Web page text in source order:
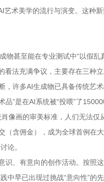
艺术美学的流行与演变。这种
物甚至能在专业测试中“以假
法充满争议，主要存在三种立
，许多AI生成物已具备传统艺
品”是在AI系统被“投喂”了
像画的审美标准，人们无法
含佣金），成为全球首例在
论。
识、有意向的创作活动。按照
早已出现过挑战“意向性”的